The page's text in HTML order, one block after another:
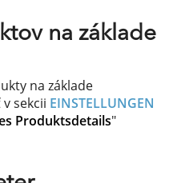
na základe
na základe
sekcii EINSTELLUNGEN
Produktsdetails"